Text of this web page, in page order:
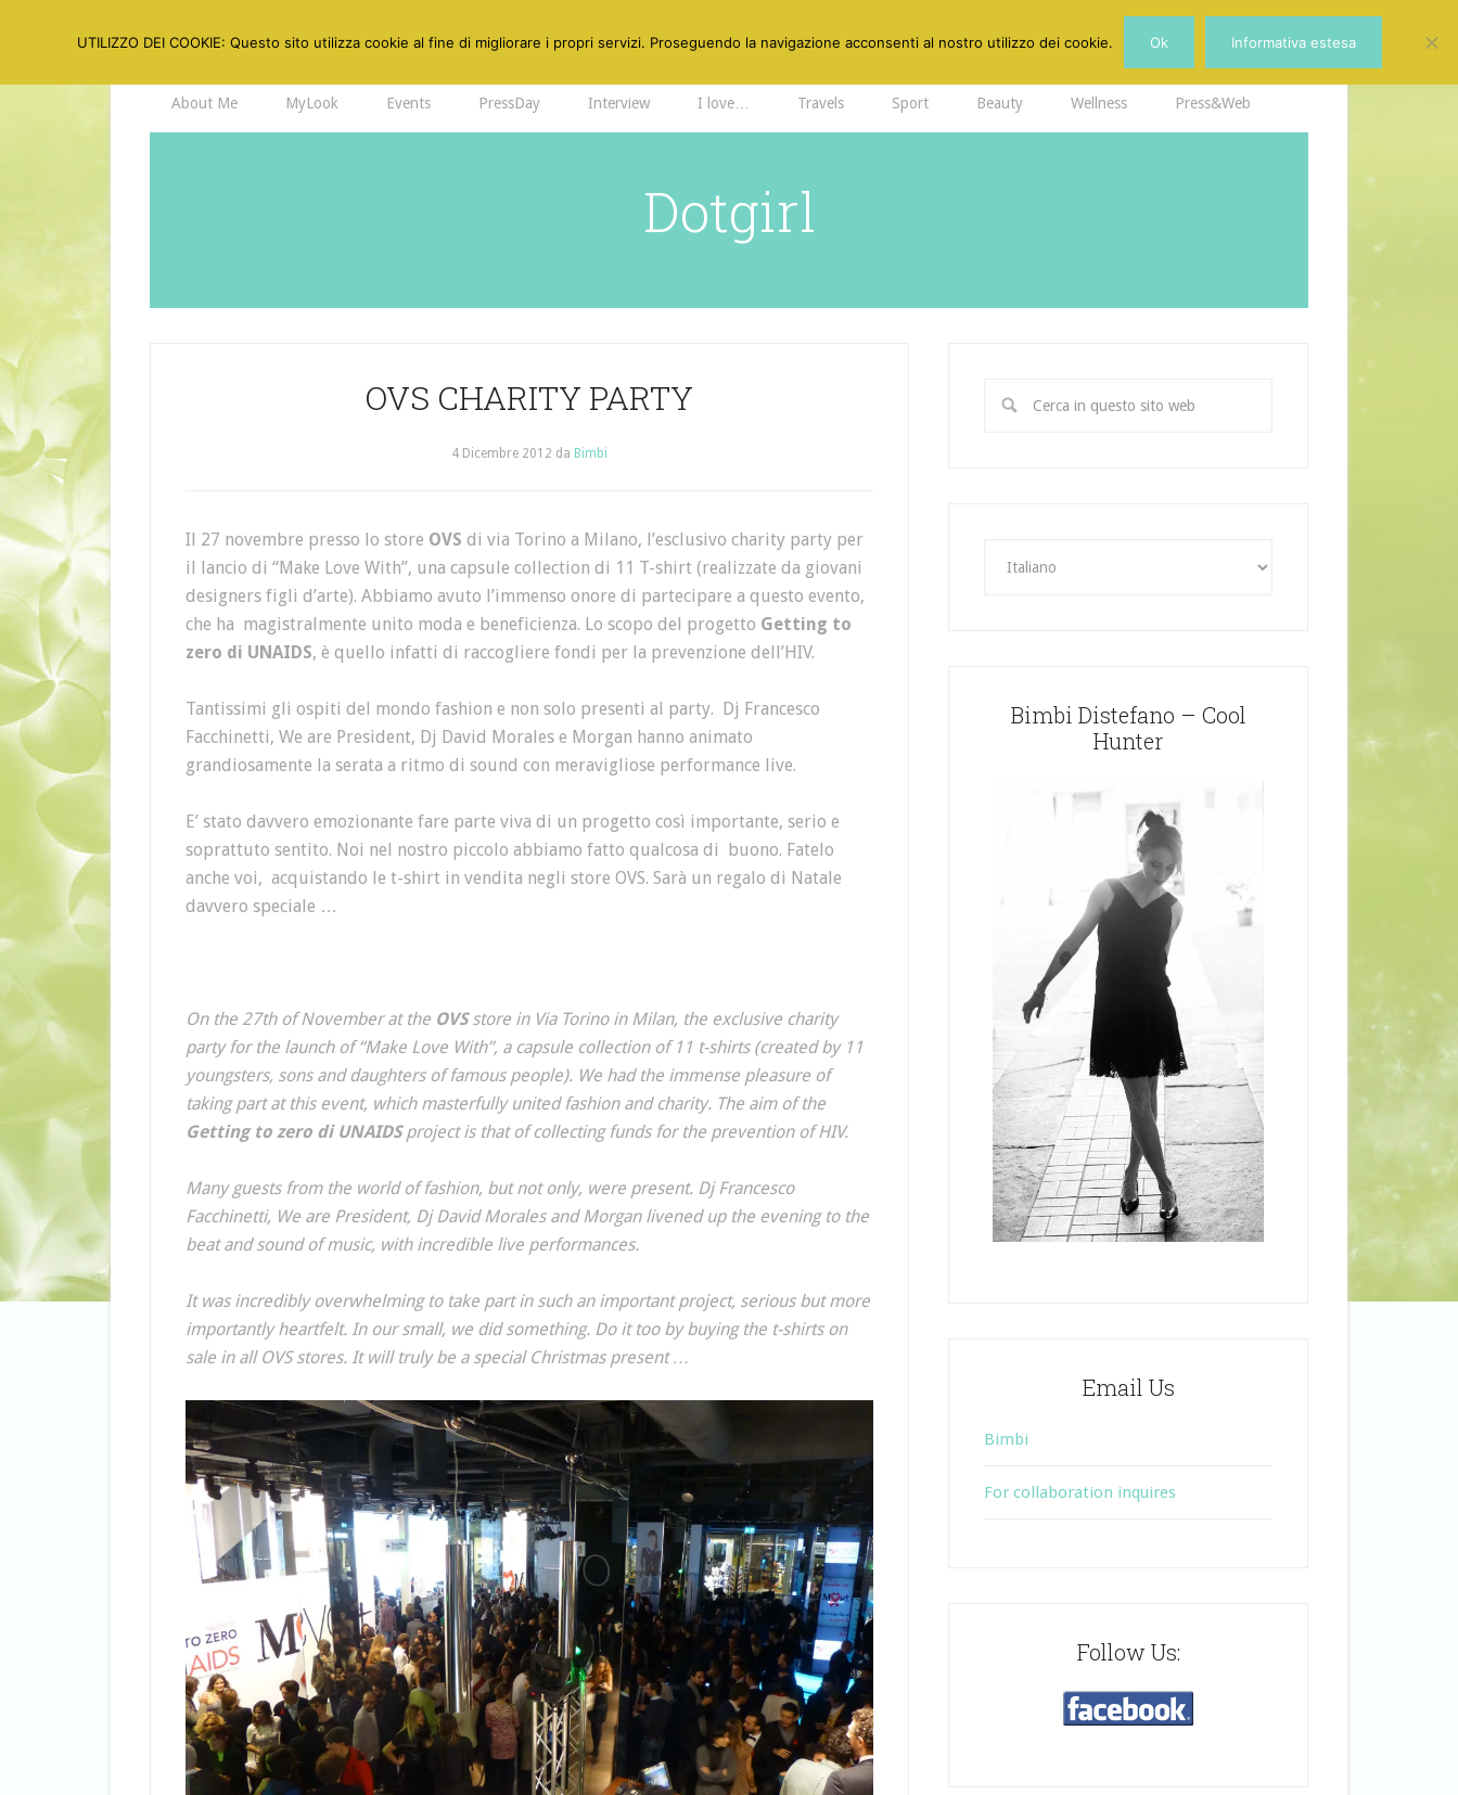
About Me MyLook Events PressDay Interview I love… Travels Sport Beauty Wellness Press&Web
Dotgirl
OVS CHARITY PARTY
4 Dicembre 2012 da Bimbi
Il 27 novembre presso lo store OVS di via Torino a Milano, l’esclusivo charity party per
il lancio di “Make Love With”, una capsule collection di 11 T-shirt (realizzate da giovani
designers figli d’arte). Abbiamo avuto l’immenso onore di partecipare a questo evento,
che ha magistralmente unito moda e beneficienza. Lo scopo del progetto Getting to
zero di UNAIDS, è quello infatti di raccogliere fondi per la prevenzione dell’HIV.
Tantissimi gli ospiti del mondo fashion e non solo presenti al party. Dj Francesco
Facchinetti, We are President, Dj David Morales e Morgan hanno animato
grandiosamente la serata a ritmo di sound con meravigliose performance live.
E’ stato davvero emozionante fare parte viva di un progetto così importante, serio e
soprattuto sentito. Noi nel nostro piccolo abbiamo fatto qualcosa di buono. Fatelo
anche voi, acquistando le t-shirt in vendita negli store OVS. Sarà un regalo di Natale
davvero speciale …
On the 27th of November at the OVSstore in Via Torino in Milan, the exclusive charity
party for the launch of “Make Love With”, a capsule collection of 11 t-shirts (created by 11
youngsters, sons and daughters of famous people). We had the immense pleasure of
taking part at this event, which masterfully united fashion and charity. The aim of the
Getting to zero di UNAIDSproject is that of collecting funds for the prevention of HIV.
Many guests from the world of fashion, but not only, were present. Dj Francesco
Facchinetti, We are President, Dj David Morales and Morgan livened up the evening to the
beat and sound of music, with incredible live performances.
It was incredibly overwhelming to take part in such an important project, serious but more
importantly heartfelt. In our small, we did something. Do it too by buying the t-shirts on
sale in all OVS stores. It will truly be a special Christmas present …
Bimbi Distefano – Cool
Hunter
Email Us
Bimbi
For collaboration inquires
Follow Us:
UTILIZZO DEI COOKIE: Questo sito utilizza cookie al fine di migliorare i propri servizi. Proseguendo la navigazione acconsenti al nostro utilizzo dei cookie. Ok Informativa estesa